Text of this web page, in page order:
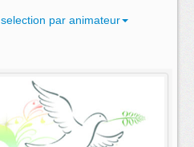
selection par animateur